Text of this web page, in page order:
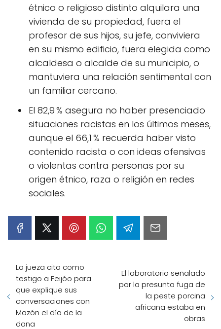
étnico o religioso distinto alquilara una
vivienda de su propiedad, fuera el
profesor de sus hijos, su jefe, conviviera
en su mismo edificio, fuera elegida como
alcaldesa o alcalde de su municipio, o
mantuviera una relación sentimental con
un familiar cercano.
El 82,9 % asegura no haber presenciado
situaciones racistas en los últimos meses,
aunque el 66,1 % recuerda haber visto
contenido racista o con ideas ofensivas
o violentas contra personas por su
origen étnico, raza o religión en redes
sociales.
La jueza cita como
testigo a Feijóo para
que explique sus
conversaciones con
Mazón el día de la
dana
El laboratorio señalado
por la presunta fuga de
la peste porcina
africana estaba en
obras